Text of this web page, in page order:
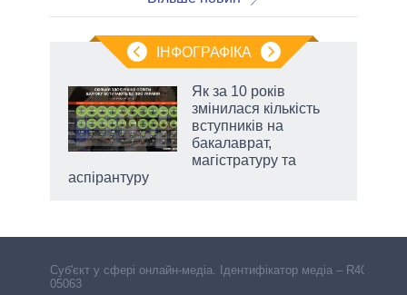
ІНФОГРАФІКА
Як за 10 років
змінилася кількість
вступників на
бакалаврат,
магістратуру та
аспірантуру
Cуб'єкт у сфері онлайн-медіа. Ідентифікатор медіа – R40-
05063